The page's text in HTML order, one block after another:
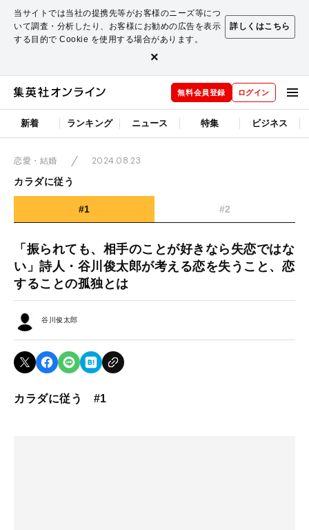
当サイトでは当社の提携先等がお客様のニーズ等につ
いて調査・分析したり、お客様にお勧めの広告を表示
する目的で Cookie を使用する場合があります。
詳しくはこちら
×
無料会員登録 ログイン
新着 ランキング ニュース 特集 ビジネス
恋愛・結婚
2024.08.23
カラダに従う
#1 #2
「振られても、相手のことが好きなら失恋ではな
い」詩人・谷川俊太郎が考える恋を失うこと、恋
することの孤独とは
谷川俊太郎
カラダに従う #1